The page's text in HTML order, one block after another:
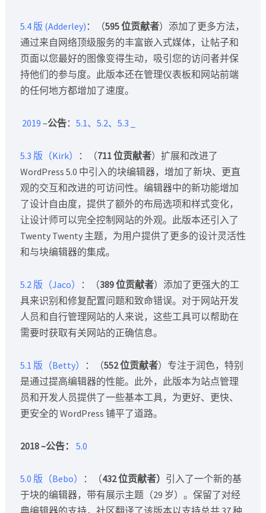
5.4 版 (Adderley) ：（595 位贡献者）添加了更多方法，
通过来自网络顶级服务的丰富嵌入式媒体，让帖子和
页面以您最好的图像变得生动，吸引您的访问者并保
持他们的参与度。此版本还在管理仪表板和网站前端
的任何地方都增加了速度。
2019 –公告： 5.1、5.2、5.3
5.3 版（Kirk） ：（711 位贡献者）扩展和改进了
WordPress 5.0 中引入的块编辑器，增加了新块、更直
观的交互和改进的可访问性。编辑器中的新功能增加
了设计自由度，提供了额外的布局选项和样式变化，
让设计师可以完全控制网站的外观。此版本还引入了
Twenty Twenty 主题，为用户提供了更多的设计灵活性
和与块编辑器的集成。
5.2 版（Jaco） ：（389 位贡献者）添加了更强大的工
具来识别和修复配置问题和致命错误。对于网站开发
人员和自行管理网站的人来说，这些工具可以帮助在
需要时获取有关网站的正确信息。
5.1 版（Betty） ：（552 位贡献者）专注于润色，特别
是通过提高编辑器的性能。此外，此版本为站点管理
员和开发人员提供了一些基本工具，为更好、更快、
更安全的 WordPress 铺平了道路。
2018 –公告： 5.0
5.0 版（Bebo） ：（432 位贡献者） 引入了一个新的基
于块的编辑器，带有展示主题（29 岁）。保留了对经
典编辑器的支持，社区翻译了该版本以支持总共 37 种